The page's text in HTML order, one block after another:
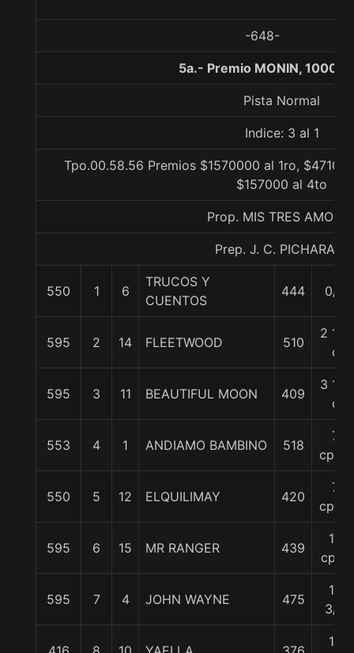
-648-
5a.- Premio MONIN, 1000
Pista Normal
Indice: 3 al 1
Tpo.00.58.56 Premios $1570000 al 1ro,
$157000 al 4to
Prop. MIS TRES
Prep. J. C. PICHARA J.
550 1 6
TRUCOS Y
CUENTOS
444 0/0
595 2 14 FLEETWOOD 510
2 1/4
c
595 3 11 BEAUTIFUL MOON 409
3 1/4
c
553 4 1 ANDIAMO BAMBINO 518
7
cpos.
550 5 12 ELQUILIMAY 420
7
cpos.
595 6 15 MR RANGER 439
12
cpos
595 7 4 JOHN WAYNE 475
14
3/4
15